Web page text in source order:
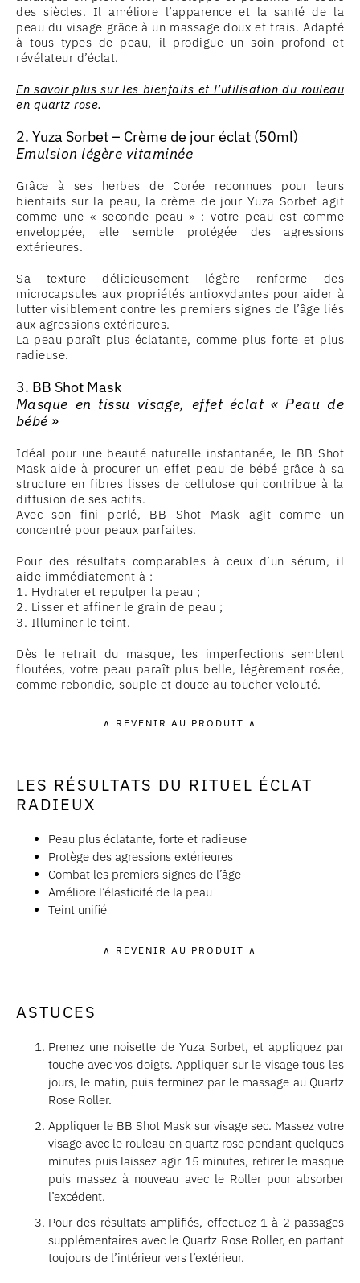
des siècles. Il améliore l’apparence et la santé de la
peau du visage grâce à un massage doux et frais. Adapté
à tous types de peau, il prodigue un soin profond et
révélateur d’éclat.
En savoir plus sur les bienfaits et l’utilisation du rouleau
en quartz rose.
2. Yuza Sorbet – Crème de jour éclat (50ml)
Emulsion légère vitaminée
Grâce à ses herbes de Corée reconnues pour leurs
bienfaits sur la peau, la crème de jour Yuza Sorbet agit
comme une « seconde peau » : votre peau est comme
enveloppée, elle semble protégée des agressions
extérieures.
Sa texture délicieusement légère renferme des
microcapsules aux propriétés antioxydantes pour aider à
lutter visiblement contre les premiers signes de l’âge liés
aux agressions extérieures.
La peau paraît plus éclatante, comme plus forte et plus
radieuse.
3. BB Shot Mask
Masque en tissu visage, effet éclat « Peau de
bébé »
Idéal pour une beauté naturelle instantanée, le BB Shot
Mask aide à procurer un effet peau de bébé grâce à sa
structure en fibres lisses de cellulose qui contribue à la
diffusion de ses actifs.
Avec son fini perlé, BB Shot Mask agit comme un
concentré pour peaux parfaites.
Pour des résultats comparables à ceux d’un sérum, il
aide immédiatement à :
1. Hydrater et repulper la peau ;
2. Lisser et affiner le grain de peau ;
3. Illuminer le teint.
Dès le retrait du masque, les imperfections semblent
floutées, votre peau paraît plus belle, légèrement rosée,
comme rebondie, souple et douce au toucher velouté.
∧ REVENIR AU PRODUIT ∧
LES RÉSULTATS DU RITUEL ÉCLAT
RADIEUX
Peau plus éclatante, forte et radieuse
Protège des agressions extérieures
Combat les premiers signes de l’âge
Améliore l’élasticité de la peau
Teint unifié
∧ REVENIR AU PRODUIT ∧
ASTUCES
Prenez une noisette de Yuza Sorbet, et appliquez par
touche avec vos doigts. Appliquer sur le visage tous les
jours, le matin, puis terminez par le massage au Quartz
Rose Roller.
Appliquer le BB Shot Mask sur visage sec. Massez votre
visage avec le rouleau en quartz rose pendant quelques
minutes puis laissez agir 15 minutes, retirer le masque
puis massez à nouveau avec le Roller pour absorber
l’excédent.
Pour des résultats amplifiés, effectuez 1 à 2 passages
supplémentaires avec le Quartz Rose Roller, en partant
toujours de l’intérieur vers l’extérieur.